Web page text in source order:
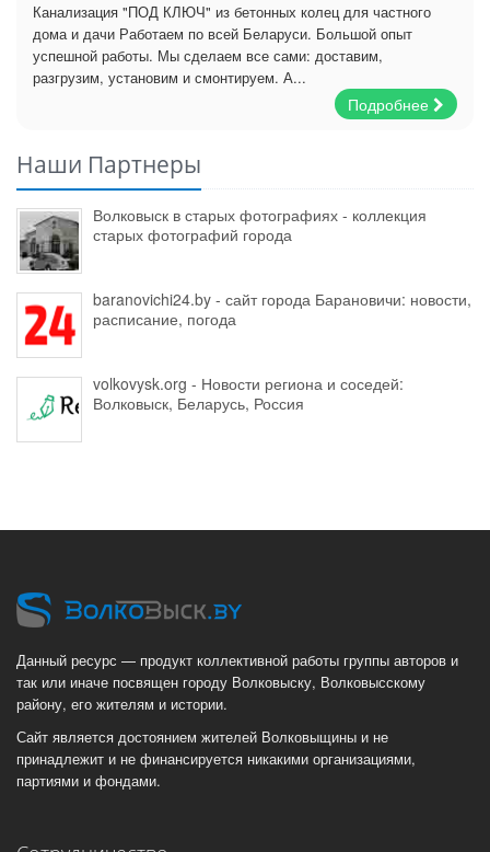
Канализация "ПОД КЛЮЧ" из бетонных колец для частного
дома и дачи Работаем по всей Беларуси. Большой опыт
успешной работы. Мы сделаем все сами: доставим,
разгрузим, установим и смонтируем. А...
Подробнее
Наши Партнеры
Волковыск в старых фотографиях - коллекция
старых фотографий города
baranovichi24.by - сайт города Барановичи: новости,
расписание, погода
volkovysk.org - Новости региона и соседей:
Волковыск, Беларусь, Россия
Данный ресурс — продукт коллективной работы группы авторов и
так или иначе посвящен городу Волковыску, Волковысскому
району, его жителям и истории.
Сайт является достоянием жителей Волковыщины и не
принадлежит и не финансируется никакими организациями,
партиями и фондами.